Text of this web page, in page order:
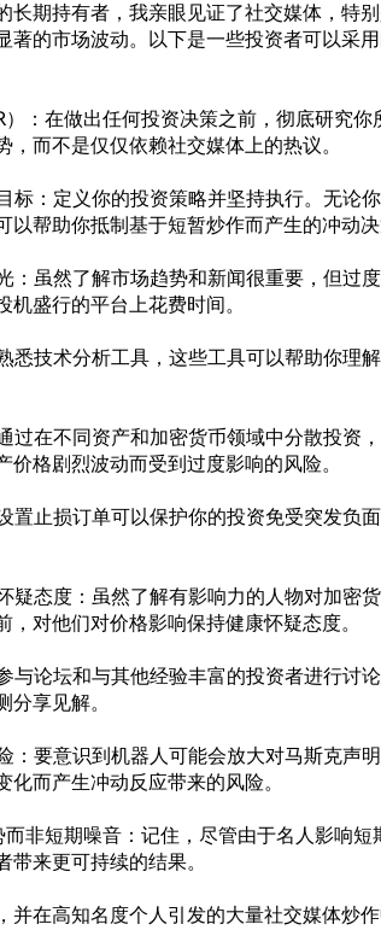
长期持有者，我亲眼见证了社交媒体，特
著的市场波动。以下是一些投资者可以采
）：在做出任何投资决策之前，彻底研究
，而不是仅仅依赖社交媒体上的热议。
标：定义你的投资策略并坚持执行。无论
以帮助你抵制基于短暂炒作而产生的冲动决
：虽然了解市场趋势和新闻很重要，但过
机盛行的平台上花费时间。
悉技术分析工具，这些工具可以帮助你理
过在不同资产和加密货币领域中分散投资
价格剧烈波动而受到过度影响的风险。
置止损订单可以保护你的投资免受突发负
疑态度：虽然了解有影响力的人物对加密
，对他们对价格影响保持健康怀疑态度。
与论坛和与其他经验丰富的投资者进行讨
分享见解。
：要意识到机器人可能会放大对马斯克声
化而产生冲动反应带来的风险。
非短期噪音：记住，尽管由于名人影响
带来更可持续的结果。
并在高知名度个人引发的大量社交媒体炒